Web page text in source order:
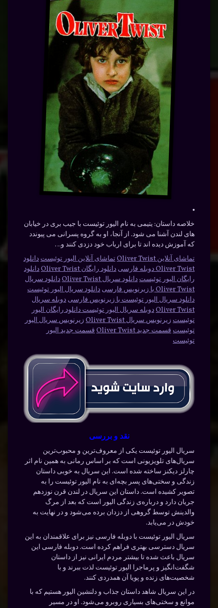
خلاصه داستان:یتیمی به نام الیور توئیست با جیب بری در خیابان
های لندن آشنا می شود. از آنجا، او به گروه پسرانی می پیوندد
که آموزش دیده اند تا برای ارباب خود دزدی کنند و…
تماشای آنلاین Oliver Twist
تماشای آنلاین الیور توئیستدانلود
Oliver Twist دوبله فارسی
دانلود رایگان Oliver Twist
دانلود
رایگان الیور توئیستدانلود سریال Oliver Twist
دانلود سریال
Oliver Twist با زیرنویس فارسی
دانلود سریال الیور توئیست
دانلود سریال الیور توئیست با زیرنویس فارسی دوبله سریال
Oliver Twistدوبله سریال الیور توئیست دانلود رایگان الیور
توئیست زیرنویس سریال Oliver Twist
زیرنویس سریال الیور
توئیستقسمت جدید Oliver Twist
قسمت جدید الیور
توئیست
نقد و بررسی
سریال الیور توئیست یکی از معروف‌ترین و محبوب‌ترین
سریال‌های تلویزیونی است که بر اساس رمانی به همین نام اثر
چارلز دیکنز ساخته شده است. این سریال به خوبی داستان
زندگی و سختی‌های پسر بچه‌ای به نام الیور توئیست را به
تصویر کشیده است. داستان این سریال در لندن قرن نوزدهم
جریان دارد و درباره‌ی زندگی الیور است که بعد از مرگ
والدینش توسط گروهی از دزدان برده می‌شود و در نهایت به
خودش در می‌یابد.
سریال الیور توئیست با دوبله فارسی نیز برای علاقمندان به این
سریال دسترسی بهتری فراهم کرده است. دوبله فارسی این
سریال باعث شده تا بیشتر مردم ایرانی نیز از داستان
شگفت‌انگیز و پرماجرا الیور توئیست لذت ببرند و با
شخصیت‌های زنده و پویا آن همدردی کنند.
در این سریال شاهد داستان جذاب و دلنشین الیور هستیم که با
موانع و سختی‌های بسیاری روبرو می‌شود. او در مسیر